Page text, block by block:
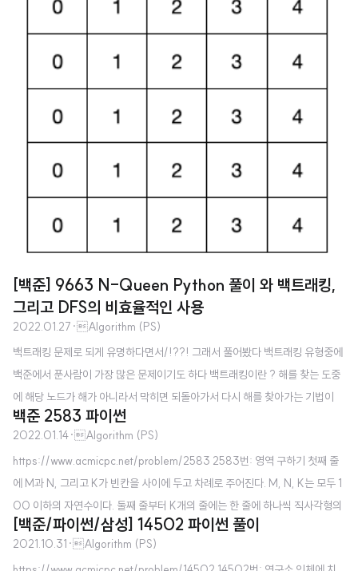
했는데 각각의 node에 해당하는 공항 이름들이 문자열이다보니, 처리를 쉽게
하기 위해서는 dictionary 자료형이 낫다고 생각했다. 내가 좋아하는.. 쓰기 편
한 defaultdict으로 초기화 없이 우선 정의해주고, for 문에서 각각 그래프와,
[백준] 9663 N-Queen Python 풀이 와 백트래킹,
그리고 DFS의 비효율적인 사용
2022.01.27 ·Algorithm (PS)
백트래킹 문제로 되게 유명하다면서/!??! 그래서 풀어봤다 백트래킹 유형중에
백준에서 푼사람이 가장 많은 문제이기도 하다 백트래킹이란 ? 해를 찾는 도중
에 해당 노드가 해가 아니라서 막히면 되돌아가서 다시 해를 찾아가는 기법이
다. 첫번째 풀이는 시간초과가 났다 dfs로 퀸을 배치하고, 배치한다음에 시뮬레
이션 돌려서 퀸을 공격할 수 있는지 없는지 여부를 true , false 로 반환해서 tru
e 값을 세려고 했다 시간 초과 판정이 떴다. 퀸을 배치하는 과정에서 조금 더 개
선해볼 수 있지 않을까 ??? # 9663 N-Queen n = int(input()) graph =
[[0]*n for _ in range(n)] dx = [-1, 1, 0, 0, -1, -1, 1, 1] dy = [0, 0, -1,
..
백준 2583 파이썬
2022.01.14·Algorithm (PS)
https://www.acmicpc.net/problem/2583 2583번: 영역 구하기 첫째 줄
에 M과 N, 그리고 K가 빈칸을 사이에 두고 차례로 주어진다. M, N, K는 모두 1
00 이하의 자연수이다. 둘째 줄부터 K개의 줄에는 한 줄에 하나씩 직사각형의
왼쪽 아래 꼭짓점의 x, y좌표값과 오 www.acmicpc.net DFS로 풀이했다. 나
근데 가로 세로가 아직 헷갈린다;; 아이디어는 다음과 같다. n = 7, m = 5 사이
[백준/파이썬/삼성] 14502 파이썬 풀이
2021.10.31 ·Algorithm (PS)